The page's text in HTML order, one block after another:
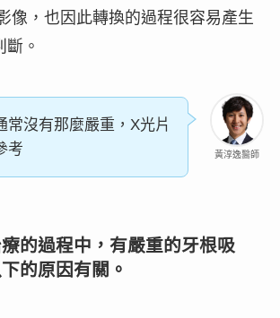
像，也因此轉換的過程很容易產生
斷。
黃淳逸醫師
常沒有那麼嚴重，X光片
考
的過程中，有嚴重的牙根吸
的原因有關。